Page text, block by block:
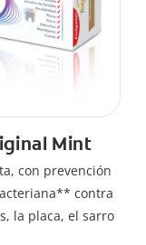
Mint
con prevención
contra
la placa, el sarro